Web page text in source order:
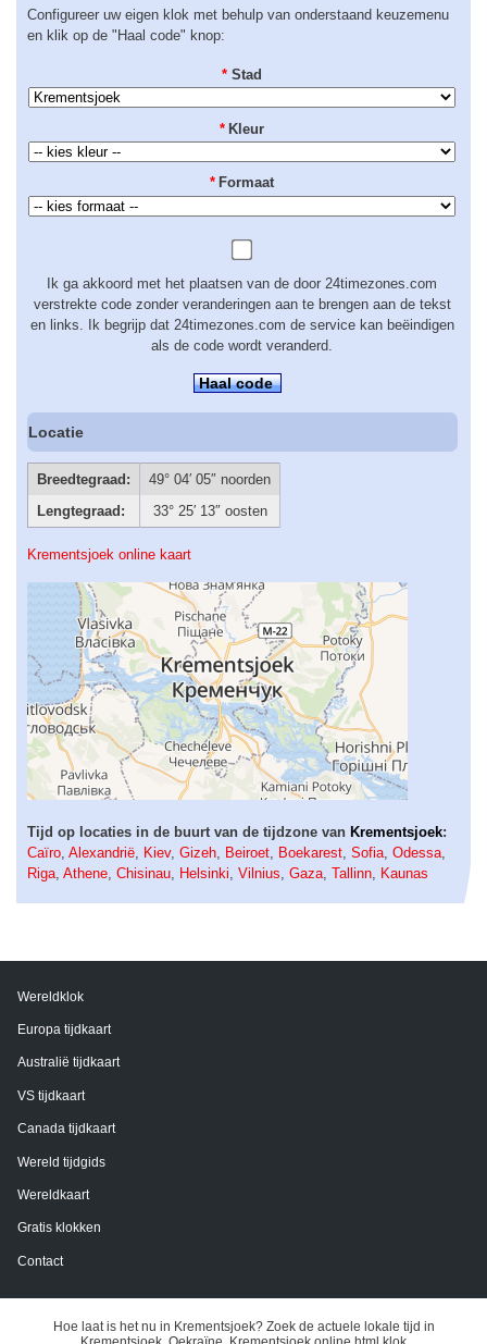
Configureer uw eigen klok met behulp van onderstaand keuzemenu
en klik op de "Haal code" knop:
* Stad
* Kleur
* Formaat
Ik ga akkoord met het plaatsen van de door 24timezones.com
verstrekte code zonder veranderingen aan te brengen aan de tekst
en links. Ik begrijp dat 24timezones.com de service kan beëindigen
als de code wordt veranderd.
Haal code
Locatie
Breedtegraad:
49° 04′ 05″ noorden
Lengtegraad:
33° 25′ 13″ oosten
Krementsjoek online kaart
Tijd op locaties in de buurt van de tijdzone van Krementsjoek:
Caïro, Alexandrië, Kiev, Gizeh, Beiroet, Boekarest, Sofia, Odessa,
Riga, Athene, Chisinau, Helsinki, Vilnius, Gaza, Tallinn, Kaunas
Wereldklok
Europa tijdkaart
Australië tijdkaart
VS tijdkaart
Canada tijdkaart
Wereld tijdgids
Wereldkaart
Gratis klokken
Contact
Hoe laat is het nu in Krementsjoek? Zoek de actuele lokale tijd in